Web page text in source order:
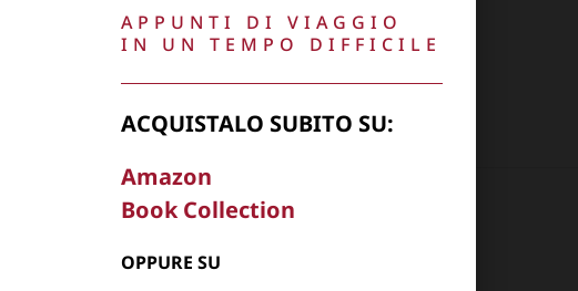
Copyright © 2026Lisa Bernardini– P.IVA 14910741009
Aggiorna preferenze tracciamento
APPUNTI DI VIAGGIO
IN UN TEMPO DIFFICILE
ACQUISTALO SUBITO SU:
Amazon
Book Collection
OPPURE SU